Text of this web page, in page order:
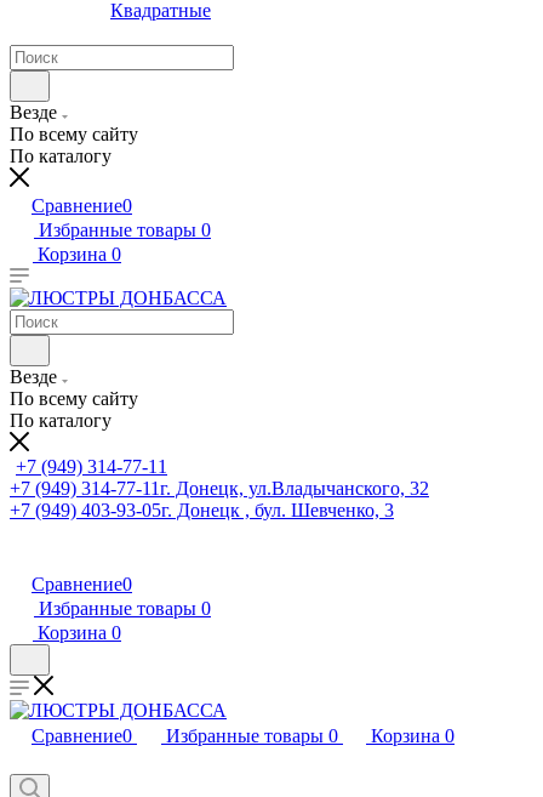
Квадратные
Везде
По всему сайту
По каталогу
Сравнение0
Избранные товары 0
Корзина 0
Везде
По всему сайту
По каталогу
+7 (949) 314-77-11
+7 (949) 314-77-11г. Донецк, ул.Владычанского, 32
+7 (949) 403-93-05г. Донецк , бул. Шевченко, 3
Сравнение0
Избранные товары 0
Корзина 0
Сравнение0 Избранные товары 0 Корзина 0